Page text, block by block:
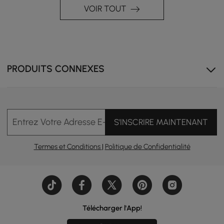
VOIR TOUT
PRODUITS CONNEXES
Entrez Votre Adresse E-mailS'INSCRIRE MAINTENANT
Termes et Conditions | Politique de Confidentialité
Télécharger l'App!